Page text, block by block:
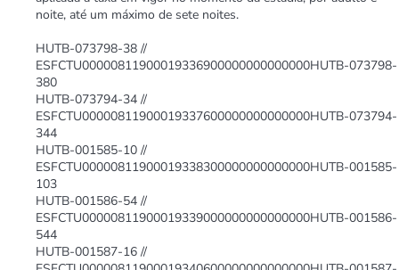
noite, até um máximo de sete noites.
HUTB-073798-38 //
ESFCTU00000811900019336900000000000000HUTB-073798-
380
HUTB-073794-34 //
ESFCTU00000811900019337600000000000000HUTB-073794-
344
HUTB-001585-10 //
ESFCTU00000811900019338300000000000000HUTB-001585-
103
HUTB-001586-54 //
ESFCTU00000811900019339000000000000000HUTB-001586-
544
HUTB-001587-16 //